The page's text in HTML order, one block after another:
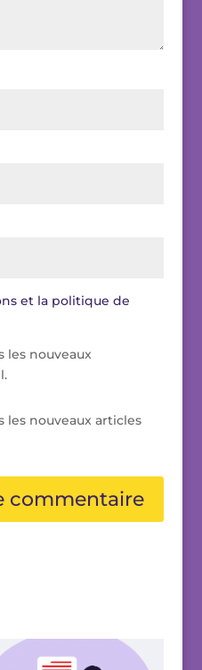
et la politique de
les nouveaux
les nouveaux articles